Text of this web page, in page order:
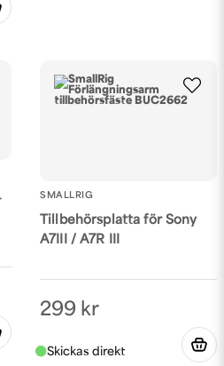
SMALLRIG
Tillbehörsplatta för Sony
A7III / A7R III
299 kr